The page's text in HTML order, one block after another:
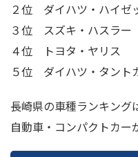
２位 ダイハツ・ハイゼ
３位 スズキ・ハスラー
４位 トヨタ・ヤリス
５位 ダイハツ・タント
長崎県の車種ランキング
自動車・コンパクトカー